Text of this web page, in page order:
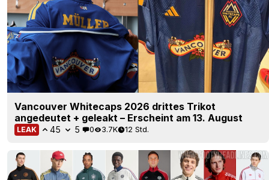
Vancouver Whitecaps 2026 drittes Trikot
angedeutet + geleakt – Erscheint am 13. August
LEAK 45 5 0 3.7K 12 Std.